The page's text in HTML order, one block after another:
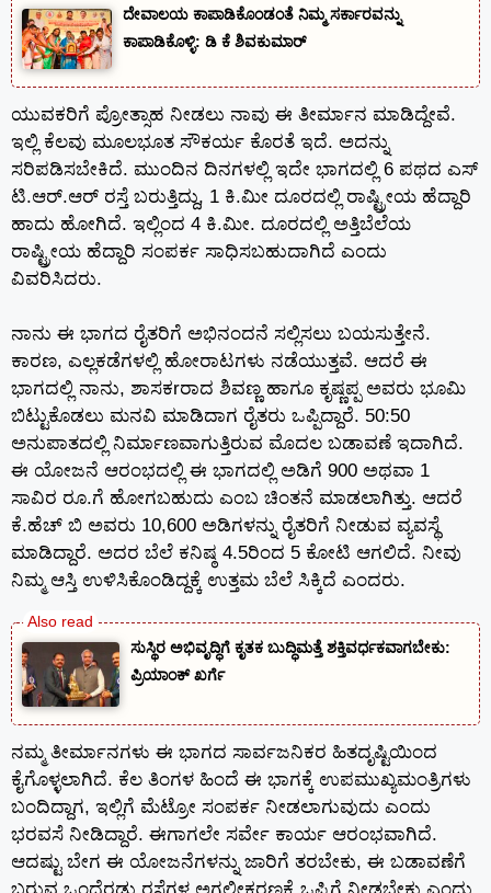
ದೇವಾಲಯ ಕಾಪಾಡಿಕೊಂಡಂತೆ ನಿಮ್ಮ ಸರ್ಕಾರವನ್ನು
ಕಾಪಾಡಿಕೊಳ್ಳಿ: ಡಿ ಕೆ ಶಿವಕುಮಾರ್
ಯುವಕರಿಗೆ ಪ್ರೋತ್ಸಾಹ ನೀಡಲು ನಾವು ಈ ತೀರ್ಮಾನ ಮಾಡಿದ್ದೇವೆ.
ಇಲ್ಲಿ ಕೆಲವು ಮೂಲಭೂತ ಸೌಕರ್ಯ ಕೊರತೆ ಇದೆ. ಅದನ್ನು
ಸರಿಪಡಿಸಬೇಕಿದೆ. ಮುಂದಿನ ದಿನಗಳಲ್ಲಿ ಇದೇ ಭಾಗದಲ್ಲಿ 6 ಪಥದ ಎಸ್
ಟಿ.ಆರ್.ಆರ್ ರಸ್ತೆ ಬರುತ್ತಿದ್ದು, 1 ಕಿ.ಮೀ ದೂರದಲ್ಲಿ ರಾಷ್ಟ್ರೀಯ ಹೆದ್ದಾರಿ
ಹಾದು ಹೋಗಿದೆ. ಇಲ್ಲಿಂದ 4 ಕಿ.ಮೀ. ದೂರದಲ್ಲಿ ಅತ್ತಿಬೆಲೆಯ
ರಾಷ್ಟ್ರೀಯ ಹೆದ್ದಾರಿ ಸಂಪರ್ಕ ಸಾಧಿಸಬಹುದಾಗಿದೆ ಎಂದು
ವಿವರಿಸಿದರು.
ನಾನು ಈ ಭಾಗದ ರೈತರಿಗೆ ಅಭಿನಂದನೆ ಸಲ್ಲಿಸಲು ಬಯಸುತ್ತೇನೆ.
ಕಾರಣ, ಎಲ್ಲಕಡೆಗಳಲ್ಲಿ ಹೋರಾಟಗಳು ನಡೆಯುತ್ತವೆ. ಆದರೆ ಈ
ಭಾಗದಲ್ಲಿ ನಾನು, ಶಾಸಕrರಾದ ಶಿವಣ್ಣ ಹಾಗೂ ಕೃಷ್ಣಪ್ಪ ಅವರು ಭೂಮಿ
ಬಿಟ್ಟುಕೊಡಲು ಮನವಿ ಮಾಡಿದಾಗ ರೈತರು ಒಪ್ಪಿದ್ದಾರೆ. 50:50
ಅನುಪಾತದಲ್ಲಿ ನಿರ್ಮಾಣವಾಗುತ್ತಿರುವ ಮೊದಲ ಬಡಾವಣೆ ಇದಾಗಿದೆ.
ಈ ಯೋಜನೆ ಆರಂಭದಲ್ಲಿ ಈ ಭಾಗದಲ್ಲಿ ಅಡಿಗೆ 900 ಅಥವಾ 1
ಸಾವಿರ ರೂ.ಗೆ ಹೋಗಬಹುದು ಎಂಬ ಚಿಂತನೆ ಮಾಡಲಾಗಿತ್ತು. ಆದರೆ
ಕೆ.ಹೆಚ್ ಬಿ ಅವರು 10,600 ಅಡಿಗಳನ್ನು ರೈತರಿಗೆ ನೀಡುವ ವ್ಯವಸ್ಥೆ
ಮಾಡಿದ್ದಾರೆ. ಅದರ ಬೆಲೆ ಕನಿಷ್ಠ 4.5ರಿಂದ 5 ಕೋಟಿ ಆಗಲಿದೆ. ನೀವು
ನಿಮ್ಮ ಆಸ್ತಿ ಉಳಿಸಿಕೊಂಡಿದ್ದಕ್ಕೆ ಉತ್ತಮ ಬೆಲೆ ಸಿಕ್ಕಿದೆ ಎಂದರು.
ಸುಸ್ಥಿರ ಅಭಿವೃದ್ಧಿಗೆ ಕೃತಕ ಬುದ್ಧಿಮತ್ತೆ ಶಕ್ತಿವರ್ಧಕವಾಗಬೇಕು:
ಪ್ರಿಯಾಂಕ್ ಖರ್ಗೆ
ನಮ್ಮ ತೀರ್ಮಾನಗಳು ಈ ಭಾಗದ ಸಾರ್ವಜನಿಕರ ಹಿತದೃಷ್ಟಿಯಿಂದ
ಕೈಗೊಳ್ಳಲಾಗಿದೆ. ಕೆಲ ತಿಂಗಳ ಹಿಂದೆ ಈ ಭಾಗಕ್ಕೆ ಉಪಮುಖ್ಯಮಂತ್ರಿಗಳು
ಬಂದಿದ್ದಾಗ, ಇಲ್ಲಿಗೆ ಮೆಟ್ರೋ ಸಂಪರ್ಕ ನೀಡಲಾಗುವುದು ಎಂದು
ಭರವಸೆ ನೀಡಿದ್ದಾರೆ. ಈಗಾಗಲೇ ಸರ್ವೇ ಕಾರ್ಯ ಆರಂಭವಾಗಿದೆ.
ಆದಷ್ಟು ಬೇಗ ಈ ಯೋಜನೆಗಳನ್ನು ಜಾರಿಗೆ ತರಬೇಕು, ಈ ಬಡಾವಣೆಗೆ